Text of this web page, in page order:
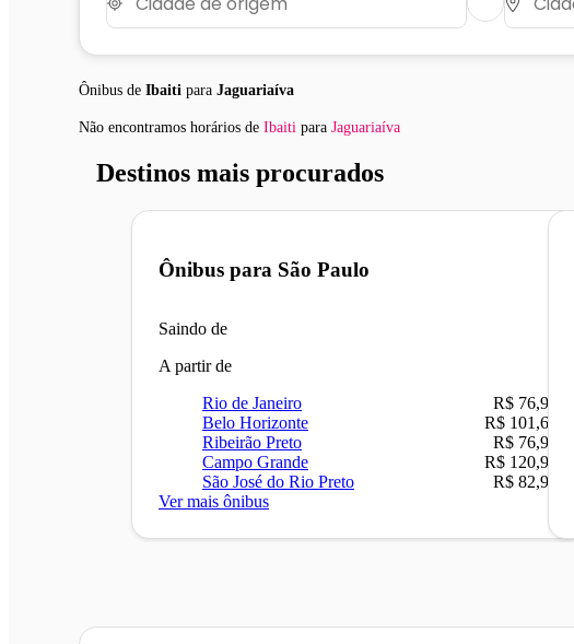
Ônibus de Ibaiti para Jaguariaíva
Não encontramos horários de Ibaiti para Jaguariaíva
Destinos mais procurados
Ônibus para São Paulo
Saindo de
A partir de
Rio de Janeiro
R$ 76,90
Belo Horizonte
R$ 101,67
Ribeirão Preto
R$ 76,90
Campo Grande
R$ 120,90
São José do Rio Preto
R$ 82,90
Ver mais ônibus